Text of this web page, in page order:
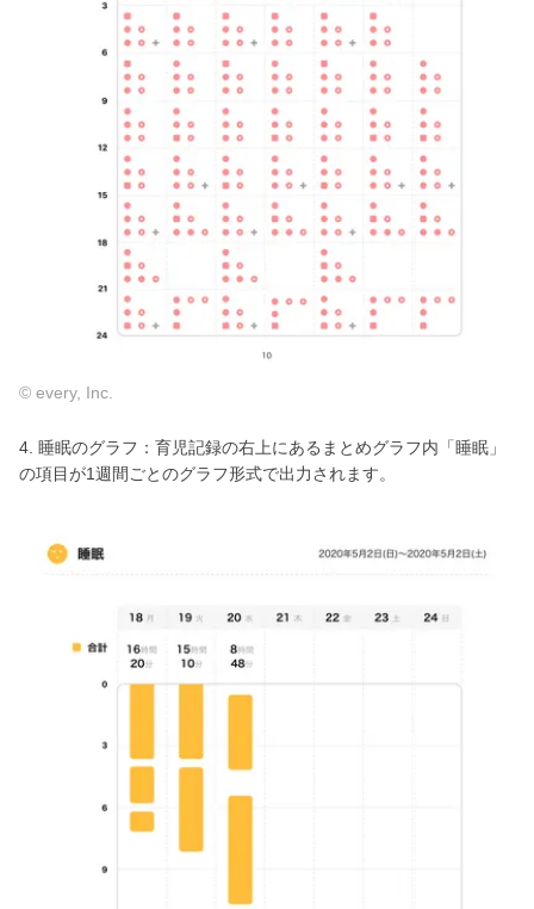
© every, Inc.
4. 睡眠のグラフ：育児記録の右上にあるまとめグラフ内「睡眠」
の項目が1週間ごとのグラフ形式で出力されます。